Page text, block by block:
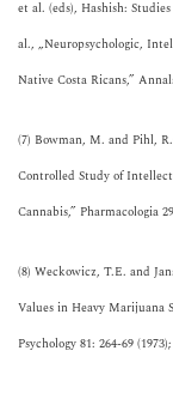
et al. (eds), Hashish:
al., „Neuropsychologic,
Native Costa Ricans,”
(7) Bowman, M. and Pihl,
Controlled Study of
Cannabis,” Pharmacologia
(8) Weckowicz, T.E. and
Values in Heavy Marijuana
Psychology 81: 264-69